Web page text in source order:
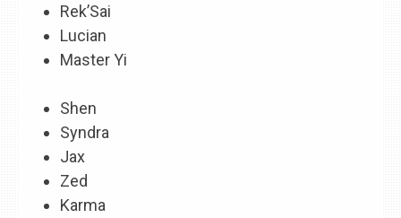
Rek’Sai
Lucian
Master Yi
Shen
Syndra
Jax
Zed
Karma